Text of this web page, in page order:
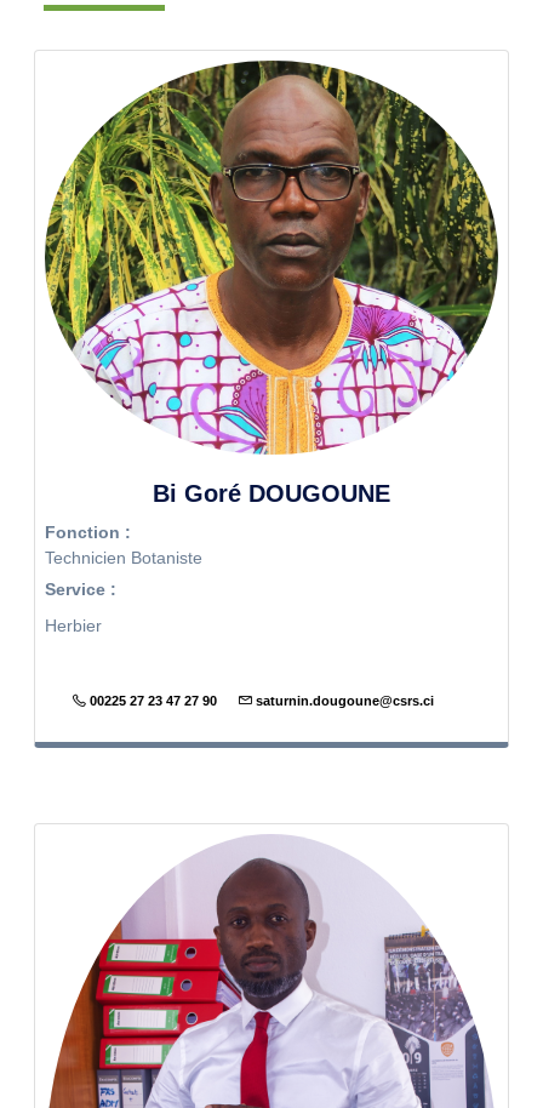
Bi Goré DOUGOUNE
Fonction :
Technicien Botaniste
Service :
Herbier
00225 27 23 47 27 90 saturnin.dougoune@csrs.ci